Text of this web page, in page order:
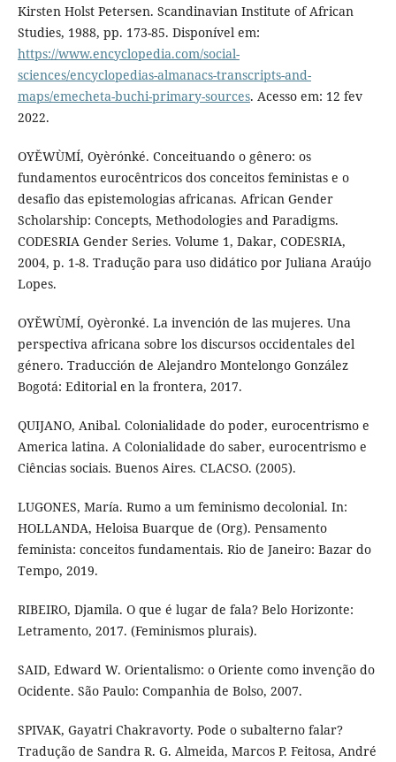
Kirsten Holst Petersen. Scandinavian Institute of African
Studies, 1988, pp. 173-85. Disponível em:
https://www.encyclopedia.com/social-
sciences/encyclopedias-almanacs-transcripts-and-
maps/emecheta-buchi-primary-sources. Acesso em: 12 fev
2022.
OYĚWÙMÍ, Oyèrónké. Conceituando o gênero: os
fundamentos eurocêntricos dos conceitos feministas e o
desafio das epistemologias africanas. African Gender
Scholarship: Concepts, Methodologies and Paradigms.
CODESRIA Gender Series. Volume 1, Dakar, CODESRIA,
2004, p. 1-8. Tradução para uso didático por Juliana Araújo
Lopes.
OYĚWÙMÍ, Oyèronké. La invención de las mujeres. Una
perspectiva africana sobre los discursos occidentales del
género. Traducción de Alejandro Montelongo González
Bogotá: Editorial en la frontera, 2017.
QUIJANO, Anibal. Colonialidade do poder, eurocentrismo e
America latina. A Colonialidade do saber, eurocentrismo e
Ciências sociais. Buenos Aires. CLACSO. (2005).
LUGONES, María. Rumo a um feminismo decolonial. In:
HOLLANDA, Heloisa Buarque de (Org). Pensamento
feminista: conceitos fundamentais. Rio de Janeiro: Bazar do
Tempo, 2019.
RIBEIRO, Djamila. O que é lugar de fala? Belo Horizonte:
Letramento, 2017. (Feminismos plurais).
SAID, Edward W. Orientalismo: o Oriente como invenção do
Ocidente. São Paulo: Companhia de Bolso, 2007.
SPIVAK, Gayatri Chakravorty. Pode o subalterno falar?
Tradução de Sandra R. G. Almeida, Marcos P. Feitosa, André